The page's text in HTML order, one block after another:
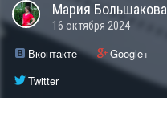
Мария Большакова
16 октября 2024
Вконтакте Google+
Twitter